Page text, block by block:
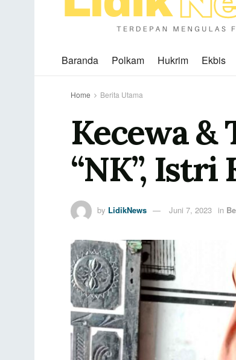
Baranda Polkam Hukrim Ekbis
Home Berita Utama
Kecewa &
“NK”,
by LidikNews Juni 7, 2023 in